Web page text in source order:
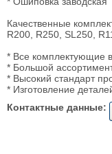
Качественные
R200, R250, SL250,
* Все комплектующие
* Большой
* Высокий стандарт
* Изготовление
Контактные данные: